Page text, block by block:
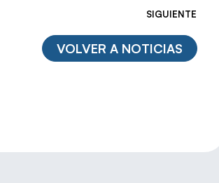
SIGUIENTE
VOLVER A NOTICIAS